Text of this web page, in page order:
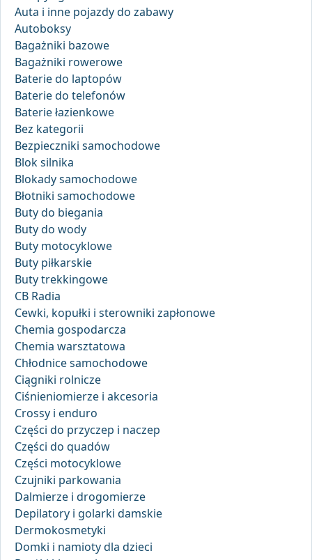
Auta i inne pojazdy do zabawy
Autoboksy
Bagażniki bazowe
Bagażniki rowerowe
Baterie do laptopów
Baterie do telefonów
Baterie łazienkowe
Bez kategorii
Bezpieczniki samochodowe
Blok silnika
Blokady samochodowe
Błotniki samochodowe
Buty do biegania
Buty do wody
Buty motocyklowe
Buty piłkarskie
Buty trekkingowe
CB Radia
Cewki, kopułki i sterowniki zapłonowe
Chemia gospodarcza
Chemia warsztatowa
Chłodnice samochodowe
Ciągniki rolnicze
Ciśnieniomierze i akcesoria
Crossy i enduro
Części do przyczep i naczep
Części do quadów
Części motocyklowe
Czujniki parkowania
Dalmierze i drogomierze
Depilatory i golarki damskie
Dermokosmetyki
Domki i namioty dla dzieci